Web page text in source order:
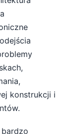
konstrukcji i